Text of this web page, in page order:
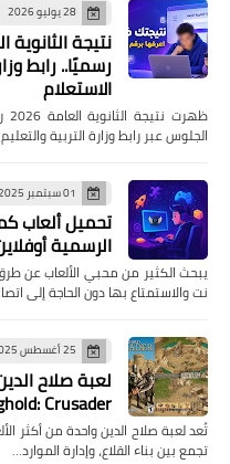
28 يوليو 2026
رسميًا.. رابط
الاستعلام
الجلوس عبر رابط وزارة التربية
01 سبتمبر 2025
تحميل ألعاب
الرسمية
يبحث الكثير من محبي الألعاب عن
نت والاستمتاع بها دون الحاجة إلى
25 أغسطس 2025
لعبة صلاح
Crusader
تُعد لعبة صلاح الدين واحدة من أكثر
تجمع بين بناء القلاع، وإدارة الموارد…